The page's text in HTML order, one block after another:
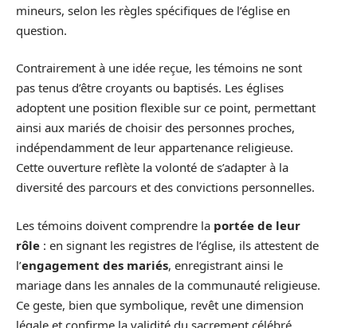
mineurs, selon les règles spécifiques de l’église en
question.
Contrairement à une idée reçue, les témoins ne sont
pas tenus d’être croyants ou baptisés. Les églises
adoptent une position flexible sur ce point, permettant
ainsi aux mariés de choisir des personnes proches,
indépendamment de leur appartenance religieuse.
Cette ouverture reflète la volonté de s’adapter à la
diversité des parcours et des convictions personnelles.
Les témoins doivent comprendre la portée de leur
rôle : en signant les registres de l’église, ils attestent de
l’engagement des mariés, enregistrant ainsi le
mariage dans les annales de la communauté religieuse.
Ce geste, bien que symbolique, revêt une dimension
légale et confirme la validité du sacrement célébré.